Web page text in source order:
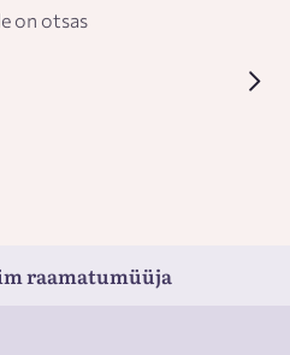
on otsas
raamatumüüja